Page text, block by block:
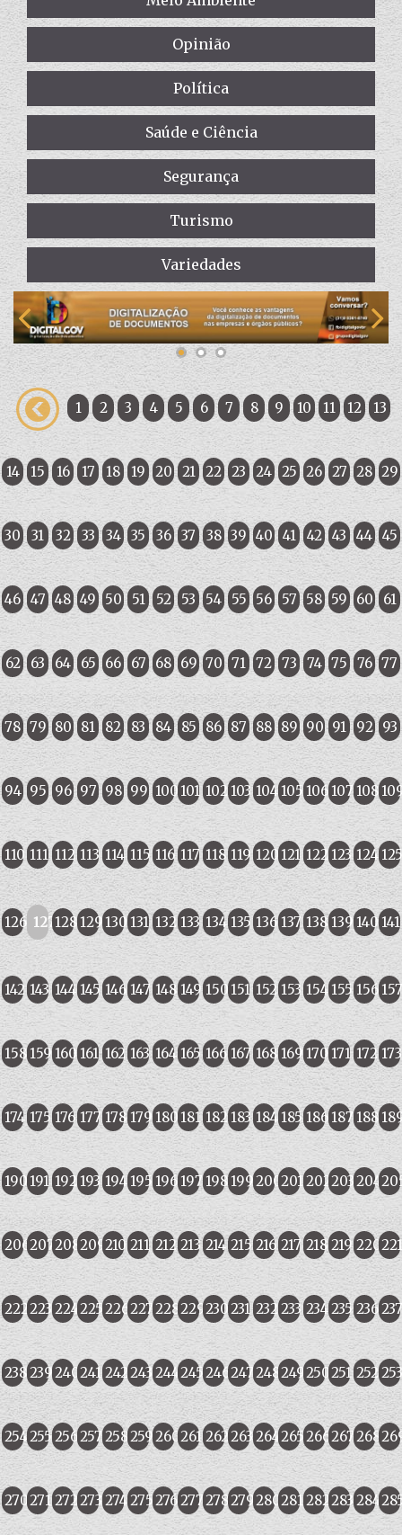
Opinião
Política
Saúde e Ciência
Segurança
Turismo
Variedades
1 2 3 4 5 6 7 8 9 10 11 12 13
14 15 16 17 18 19 20 21 22 23 24 25 26 27 28 29
30 31 32 33 34 35 36 37 38 39 40 41 42 43 44 45
46 47 48 49 50 51 52 53 54 55 56 57 58 59 60 61
62 63 64 65 66 67 68 69 70 71 72 73 74 75 76 77
78 79 80 81 82 83 84 85 86 87 88 89 90 91 92 93
94 95 96 97 98 99 100101 102 103 104 105 106 107 108
110 111 112 113 114 115 116 117 118 119 120121 122 123 124 125
126 127128 129130 131 132 133 134 135 136 137 138 139 140 141
142 143 144 145 146 147 148 149 150151 152 153 154 155 156 157
158 159 160 161 162 163 164 165 166 167 168 169 170 171 172 173
174 175 176 177 178 179 180181 182 183 184 185 186 187 188
190191 192 193 194 195 196 197 198 199200201 202203204
206207208209210 211 212 213 214 215 216 217 218 219 220221
222223 224225226227228229230231 232 233 234235 236237
238239240241 242243 244245246247248249250251 252253
254255256257 258259260261 262263 264265266267268
270271 272273 274275276277278279280281 282283284